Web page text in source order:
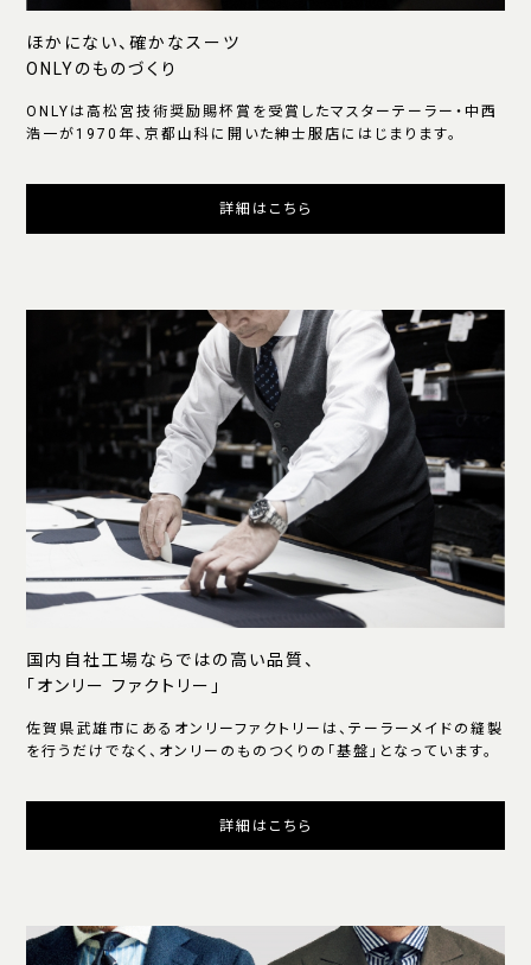
ほかにない、確かなスーツ
ONLYのものづくり
ONLYは高松宮技術奨励賜杯賞を受賞したマスターテーラー・中西
浩一が1970年、京都山科に開いた紳士服店にはじまります。
詳細はこちら
国内自社工場ならではの高い品質、
「オンリー ファクトリー」
佐賀県武雄市にあるオンリーファクトリーは、テーラーメイドの縫製
を行うだけでなく、オンリーのものつくりの「基盤」となっています。
詳細はこちら